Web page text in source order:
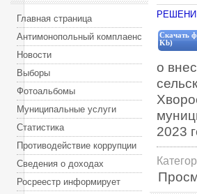
Главная страница
Антимонопольный комплаенс
Новости
Выборы
Фотоальбомы
Муниципальные услуги
Статистика
Противодействие коррупции
Сведения о доходах
Росреестр информирует
Скачать
Kb)
о
2023